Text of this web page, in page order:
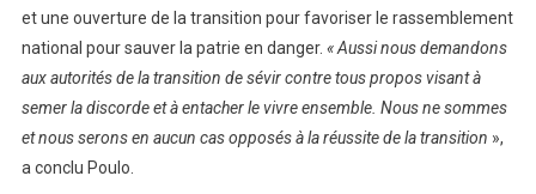
et une ouverture de la transition pour favoriser le rassemblement
national pour sauver la patrie en danger. « Aussi nous demandons
aux autorités de la transition de sévir contre tous propos visant à
semer la discorde et à entacher le vivre ensemble. Nous ne sommes
et nous serons en aucun cas opposés à la réussite de la transition »,
a conclu Poulo.